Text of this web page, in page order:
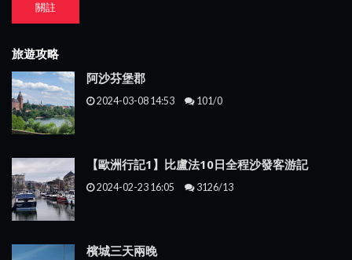
關註
旅遊攻略
阿沙芬堡郡
2024-03-08 14:53 101/0
【歐洲行記1】比盧法10日全程沙發客游記
2024-02-23 16:05 3126/13
檳城三天兩晚